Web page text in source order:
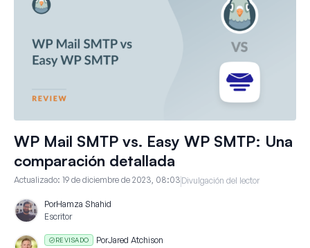
WP Mail SMTP vs. Easy WP SMTP: Una
comparación detallada
Actualizado: 19 de diciembre de 2023, 08:03 Divulgación del lector
PorHamza Shahid
Escritor
REVISADO PorJared Atchison